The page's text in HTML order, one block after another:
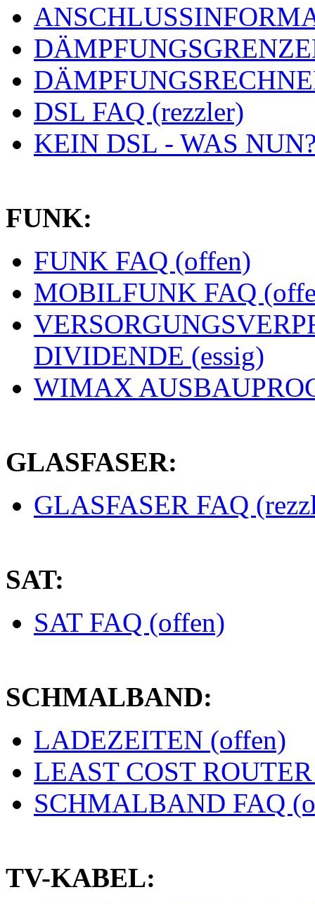
DSL FAQ (rezzler)
KEIN DSL - WAS
FUNK:
FUNK FAQ (offen)
MOBILFUNK FAQ
DIVIDENDE (essig)
WIMAX
GLASFASER:
GLASFASER FAQ
SAT:
SAT FAQ (offen)
SCHMALBAND:
LADEZEITEN (offen)
LEAST COST
SCHMALBAND FAQ
TV-KABEL: